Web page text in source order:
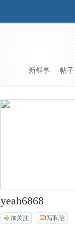
新鲜事 帖子
yeah6868
加关注 写私信